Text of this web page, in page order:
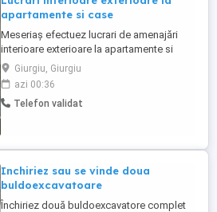
apartamente si case
Meseriaș efectuez lucrari de amenajări
interioare exterioare la apartamente si
case pe raza jud Gr si împrejurimi, gresie
faianta rigips gleturi tencuieli decorative,
tencuieli manuale, parchet. Finisaje
zugraveli, sub zidiri stalpi sustinere
Giurgiu, Giurgiu
azi 00:36
Telefon validat
Inchiriez sau se vinde doua
buldoexcavatoare
Închiriez două buldoexcavatore complet